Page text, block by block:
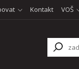
Kontakt VOŠ